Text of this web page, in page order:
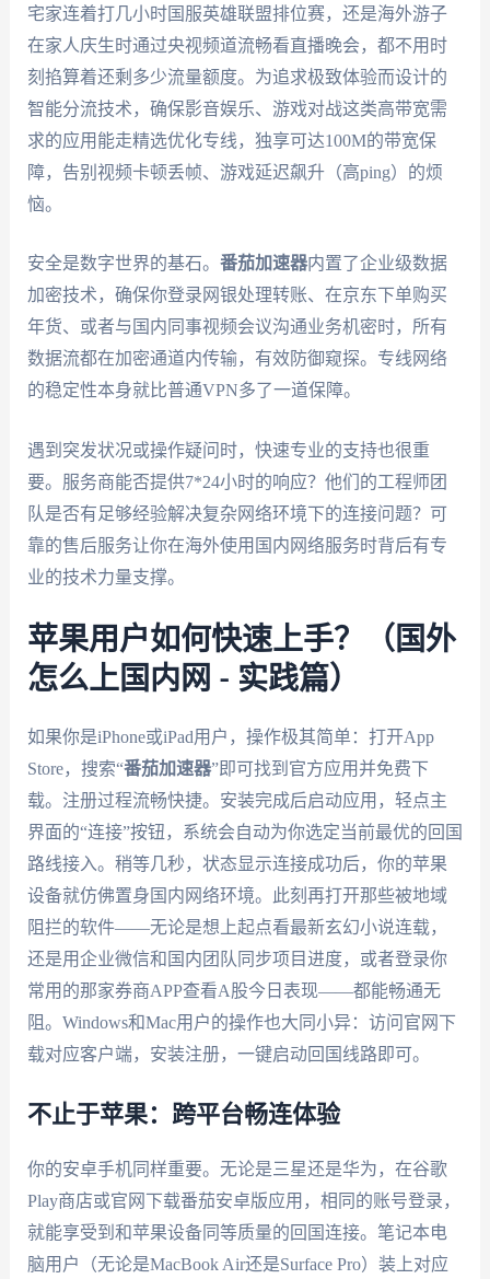
宅家连着打几小时国服英雄联盟排位赛，还是海外游子
在家人庆生时通过央视频道流畅看直播晚会，都不用时
刻掐算着还剩多少流量额度。为追求极致体验而设计的
智能分流技术，确保影音娱乐、游戏对战这类高带宽需
求的应用能走精选优化专线，独享可达100M的带宽保
障，告别视频卡顿丢帧、游戏延迟飙升（高ping）的烦
恼。
安全是数字世界的基石。 番茄加速器内置了企业级数据
加密技术，确保你登录网银处理转账、在京东下单购买
年货、或者与国内同事视频会议沟通业务机密时，所有
数据流都在加密通道内传输，有效防御窥探。专线网络
的稳定性本身就比普通VPN多了一道保障。
遇到突发状况或操作疑问时，快速专业的支持也很重
要。服务商能否提供7*24小时的响应？他们的工程师团
队是否有足够经验解决复杂网络环境下的连接问题？可
靠的售后服务让你在海外使用国内网络服务时背后有专
业的技术力量支撑。
苹果用户如何快速上手？（国外
怎么上国内网 - 实践篇）
如果你是iPhone或iPad用户，操作极其简单：打开App
Store，搜索“番茄加速器”即可找到官方应用并免费下
载。注册过程流畅快捷。安装完成后启动应用，轻点主
界面的“连接”按钮，系统会自动为你选定当前最优的回国
路线接入。稍等几秒，状态显示连接成功后，你的苹果
设备就仿佛置身国内网络环境。此刻再打开那些被地域
阻拦的软件——无论是想上起点看最新玄幻小说连载，
还是用企业微信和国内团队同步项目进度，或者登录你
常用的那家券商APP查看A股今日表现——都能畅通无
阻。Windows和Mac用户的操作也大同小异：访问官网下
载对应客户端，安装注册，一键启动回国线路即可。
不止于苹果：跨平台畅连体验
你的安卓手机同样重要。无论是三星还是华为，在谷歌
Play商店或官网下载番茄安卓版应用，相同的账号登录，
就能享受到和苹果设备同等质量的回国连接。笔记本电
脑用户（无论是MacBook Air还是Surface Pro）装上对应